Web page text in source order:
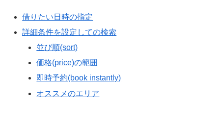
借りたい日時の指定
詳細条件を設定しての検索
並び順(sort)
価格(price)の範囲
即時予約(book instantly)
オススメのエリア